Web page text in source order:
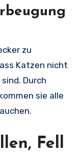
zu
Katzen nicht
Durch
sie alle
Fell